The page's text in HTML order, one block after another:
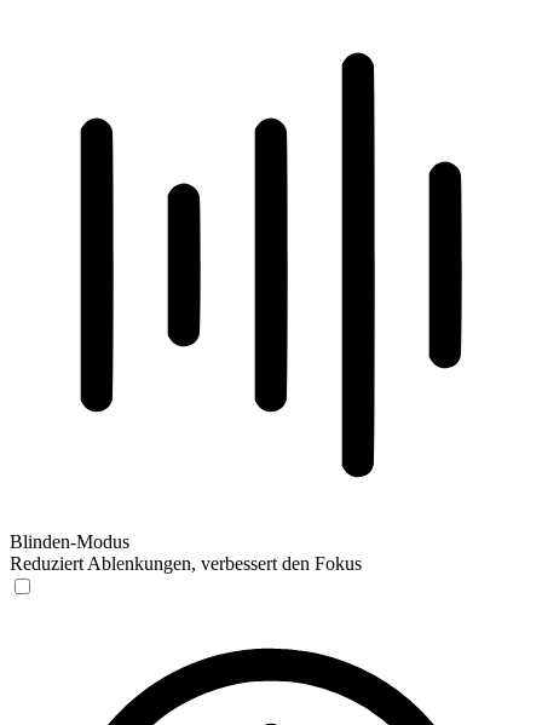
Blinden-Modus
Reduziert Ablenkungen, verbessert den Fokus